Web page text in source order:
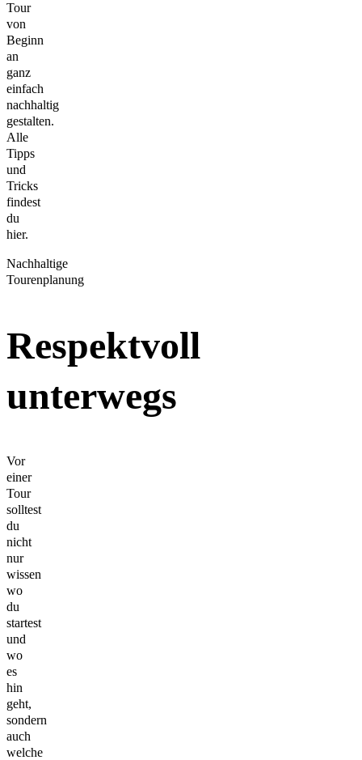
Tour
von
Beginn
an
ganz
einfach
nachhaltig
gestalten.
Alle
Tipps
und
Tricks
findest
du
hier.
Nachhaltige
Tourenplanung
Respektvoll
unterwegs
Vor
einer
Tour
solltest
du
nicht
nur
wissen
wo
du
startest
und
wo
es
hin
geht,
sondern
auch
welche